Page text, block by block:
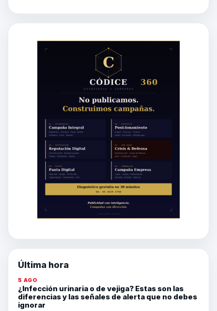
Última hora
5 AGO
¿Infección urinaria o de vejiga? Estas son las
diferencias y las señales de alerta que no debes
ignorar